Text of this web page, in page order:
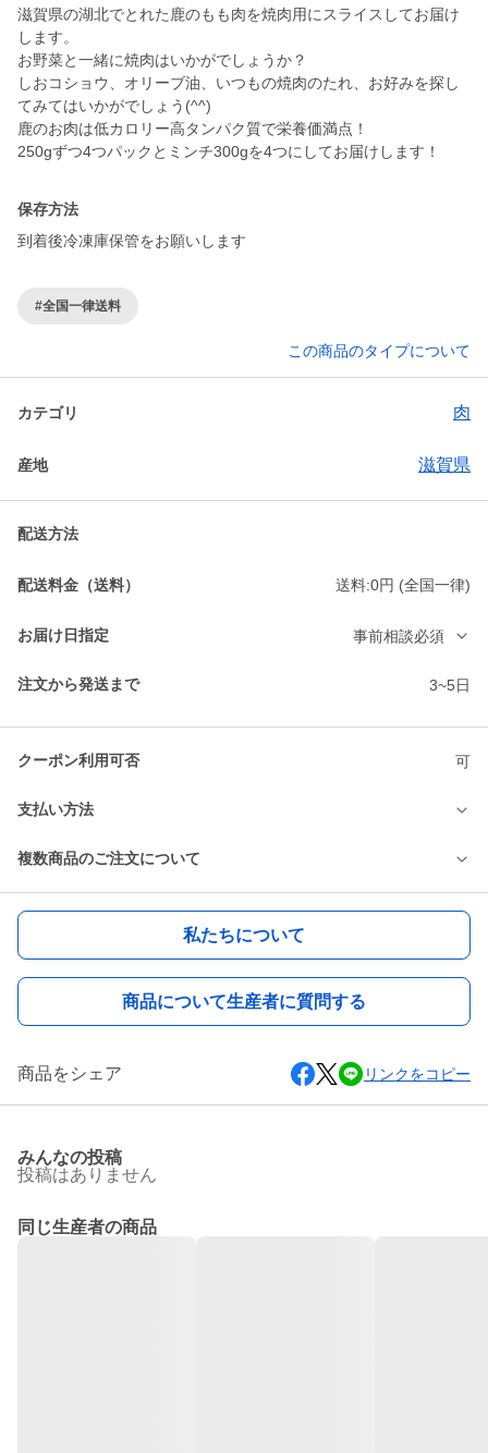
滋賀県の湖北でとれた鹿のもも肉を焼肉用にスライスしてお届け
します。
お野菜と一緒に焼肉はいかがでしょうか？
しおコショウ、オリーブ油、いつもの焼肉のたれ、お好みを探し
てみてはいかがでしょう(^^)
鹿のお肉は低カロリー高タンパク質で栄養価満点！
250gずつ4つパックとミンチ300gを4つにしてお届けします！
保存方法
到着後冷凍庫保管をお願いします
#全国一律送料
この商品のタイプについて
カテゴリ 肉
産地 滋賀県
配送方法
配送料金（送料） 送料:0円 (全国一律)
お届け日指定 事前相談必須
注文から発送まで 3~5日
クーポン利用可否 可
支払い方法
複数商品のご注文について
私たちについて
商品について生産者に質問する
商品をシェア リンクをコピー
みんなの投稿
投稿はありません
同じ生産者の商品